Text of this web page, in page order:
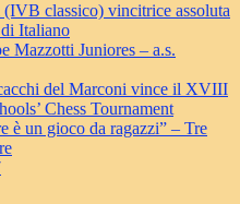
classico) vincitrice assoluta
Italiano
Mazzotti Juniores – a.s.
del Marconi vince il XVIII
Chess Tournament
è un gioco da ragazzi” – Tre